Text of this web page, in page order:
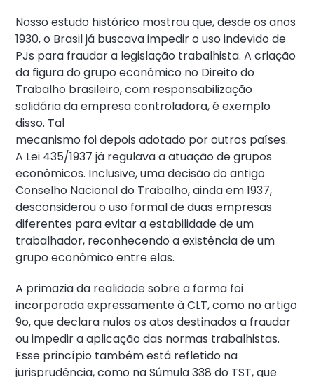
Nosso estudo histórico mostrou que, desde os anos
1930, o Brasil já buscava impedir o uso indevido de
PJs para fraudar a legislação trabalhista. A criação
da figura do grupo econômico no Direito do
Trabalho brasileiro, com responsabilização
solidária da empresa controladora, é exemplo
disso. Tal
mecanismo foi depois adotado por outros países.
A Lei 435/1937 já regulava a atuação de grupos
econômicos. Inclusive, uma decisão do antigo
Conselho Nacional do Trabalho, ainda em 1937,
desconsiderou o uso formal de duas empresas
diferentes para evitar a estabilidade de um
trabalhador, reconhecendo a existência de um
grupo econômico entre elas.
A primazia da realidade sobre a forma foi
incorporada expressamente à CLT, como no artigo
9o, que declara nulos os atos destinados a fraudar
ou impedir a aplicação das normas trabalhistas.
Esse princípio também está refletido na
jurisprudência, como na Súmula 338 do TST, que